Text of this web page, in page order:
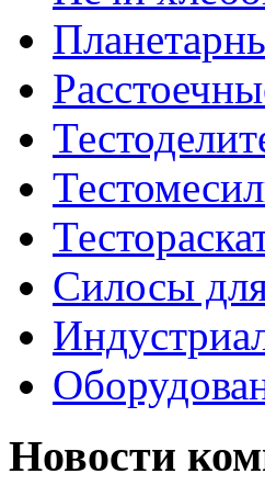
Силосы
Новости